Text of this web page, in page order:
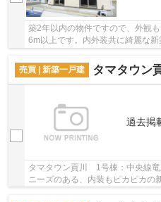
築2年以内の物件ですので、外観
6m以上です。内外装共に綺麗な新
マイホーム探しは、不動産情報が
売買 | 新築一戸建
タマタウン
過去掲
タマタウン貢川 1号棟：中央線
ニーズのある、内装もピカピカの